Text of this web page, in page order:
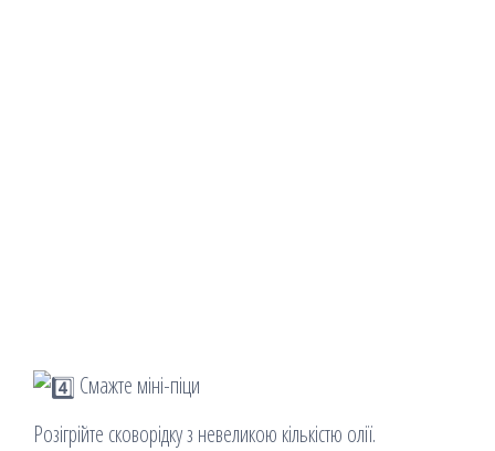
Смажте міні-піци
Розігрійте сковорідку з невеликою кількістю олії.